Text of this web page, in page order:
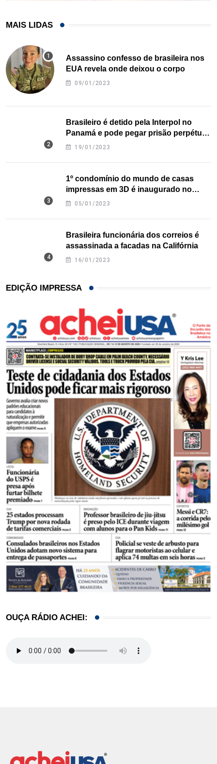
MAIS LIDAS
Assassino confesso de brasileira nos
EUA revela onde deixou o corpo
09/01/2023
Brasileiro é detido pela Interpol no
Panamá e pode pegar prisão perpétua
nos EUA
19/01/2023
1º condomínio do mundo de casas
impressas em 3D é inaugurado no
Texas
05/01/2023
Brasileira funcionária dos correios é
assassinada a facadas na Califórnia
16/01/2023
EDIÇÃO IMPRESSA
OUÇA RÁDIO ACHEI: